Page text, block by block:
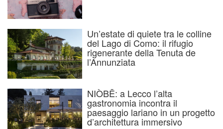
Un’estate di quiete tra le colline
del Lago di Como: il rifugio
rigenerante della Tenuta de
l’Annunziata
NIÒBĒ: a Lecco l’alta
gastronomia incontra il
paesaggio lariano in un progetto
d’architettura immersivo